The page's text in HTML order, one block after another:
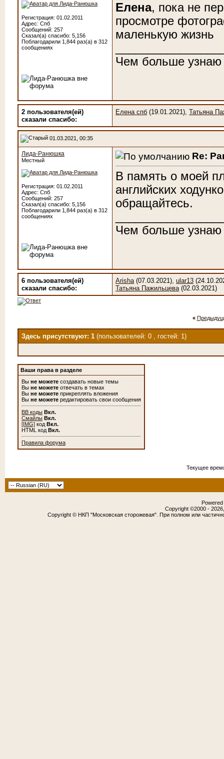
Регистрация: 01.02.2011
Адрес: Спб
Сообщений: 257
Сказал(а) спасибо: 5,156
Поблагодарили 1,844 раз(а) в 312
сообщениях
Елена, пока не
просмотре
маленькую жизнь
Чем больше
2 пользователя(ей)
сказали cпасибо:
Елена спб (19.01.2021), Татьяна
01.03.2021, 00:35
Лида-Ранюшка
Местный
Регистрация: 01.02.2011
Адрес: Спб
Сообщений: 257
Сказал(а) спасибо: 5,156
Поблагодарили 1,844 раз(а) в 312
сообщениях
Re:
В память о моей
английских
обращайтесь.
Чем больше
6 пользователя(ей)
сказали cпасибо:
Arisha(07.03.2021), ular13
Татьяна Пажильцева(02.03.2021)
«
Здесь присутствуют: 1 (пользователей: 0 , гостей: 1)
Ваши права в разделе
Вы не можете создавать новые темы
Вы не можете отвечать в темах
Вы не можете прикреплять вложения
Вы не можете редактировать свои сообщения
BB коды Вкл.
Смайлы Вкл.
[IMG] код Вкл.
HTML код Вкл.
Правила форума
Текущее
Copyright ©2000 -
Copyright © НКП "Московская сторожевая". При полном или